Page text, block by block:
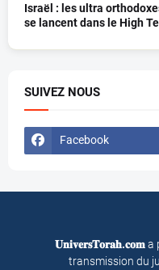
Israël : les ultra
se lancent dans le High
SUIVEZ NOUS
Facebook
𝐔𝐧𝐢𝐯𝐞𝐫𝐬𝐓𝐨𝐫𝐚𝐡.𝐜𝐨𝐦a
transmission du